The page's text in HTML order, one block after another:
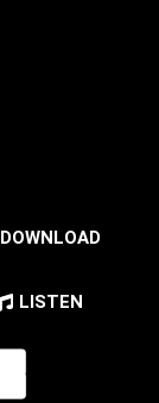
DOWNLOAD
LISTEN